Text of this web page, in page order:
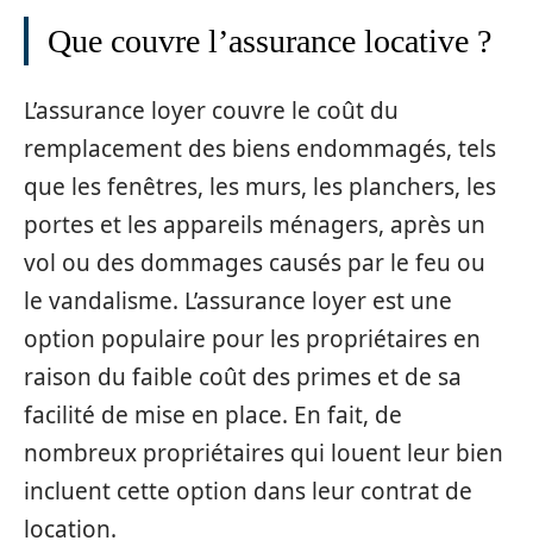
Que couvre l’assurance locative ?
L’assurance loyer couvre le coût du
remplacement des biens endommagés, tels
que les fenêtres, les murs, les planchers, les
portes et les appareils ménagers, après un
vol ou des dommages causés par le feu ou
le vandalisme. L’assurance loyer est une
option populaire pour les propriétaires en
raison du faible coût des primes et de sa
facilité de mise en place. En fait, de
nombreux propriétaires qui louent leur bien
incluent cette option dans leur contrat de
location.